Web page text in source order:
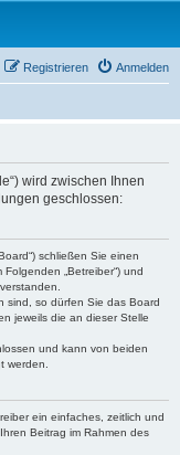
Anmelden
Registrieren
wird zwischen Ihnen
geschlossen:
schließen Sie einen
„Betreiber“) und
sind, so dürfen Sie das Board
jeweils die an dieser Stelle
und kann von beiden
werden.
ein einfaches, zeitlich und
Beitrag im Rahmen des